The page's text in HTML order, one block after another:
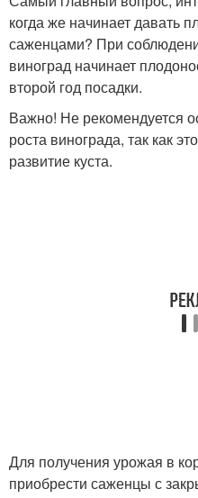
когда же начинает давать
саженцами? При
виноград начинает
второй год посадки.
Важно! Не рекомендуется
роста винограда, так как
развитие куста.
Для получения урожая в
приобрести саженцы с